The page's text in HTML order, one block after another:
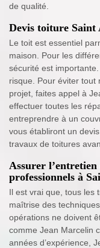
de qualité.
Devis toiture Saint
Le toit est essentiel
maison. Pour les
sécurité est
risque. Pour éviter tout
projet, faites appel à
effectuer toutes les
entreprendre à un
vous établiront un
travaux de toitures
Assurer
professionnels à
Il est vrai que, tous les
maîtrise des
opérations ne doivent
comme Jean Marcelin
années d’expérience,